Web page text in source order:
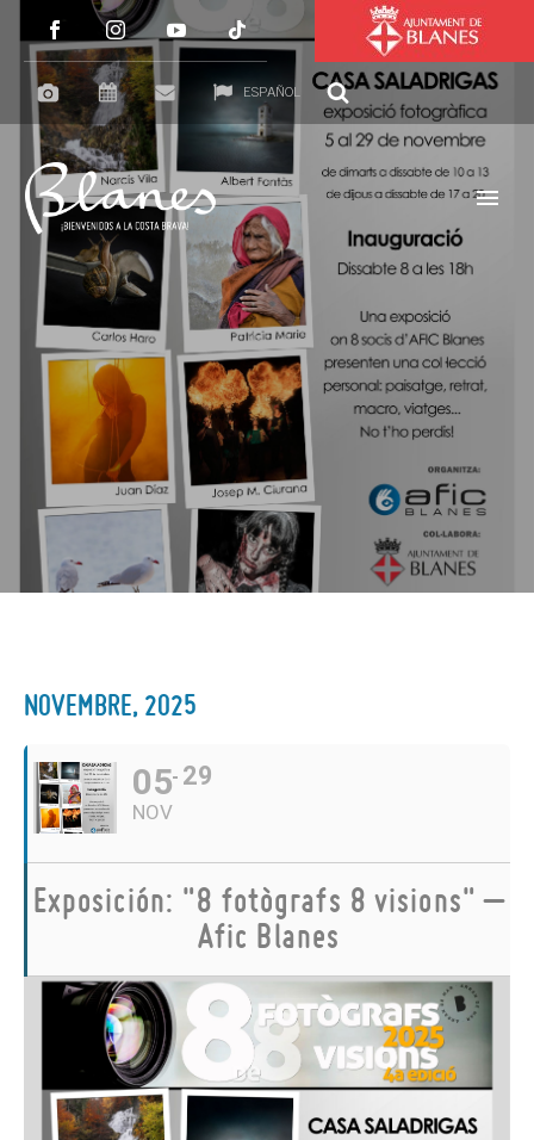
ESPAÑOL
NOVEMBRE, 2025
05
NOV
29
Exposición: "8 fotògrafs 8 visions" –
Afic Blanes